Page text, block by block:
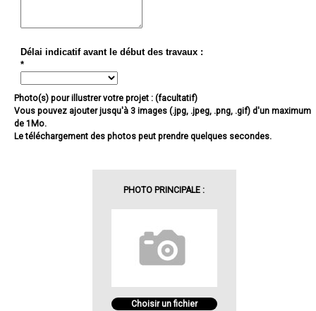
Délai indicatif avant le début des travaux :
*
Photo(s) pour illustrer votre projet : (facultatif)
Vous pouvez ajouter jusqu'à 3 images (.jpg, .jpeg, .png, .gif) d'un maximum
de 1Mo.
Le téléchargement des photos peut prendre quelques secondes.
PHOTO PRINCIPALE :
Choisir un fichier